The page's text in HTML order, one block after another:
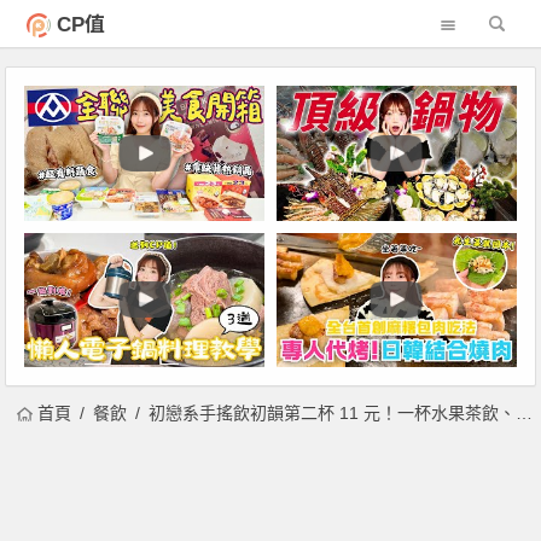
CP值
首頁 餐飲 初戀系手搖飲初韻第二杯 11 元！一杯水果茶飲、甜蜜奶韻幸福滿滿！雙 11 不限品項最低 55 折！